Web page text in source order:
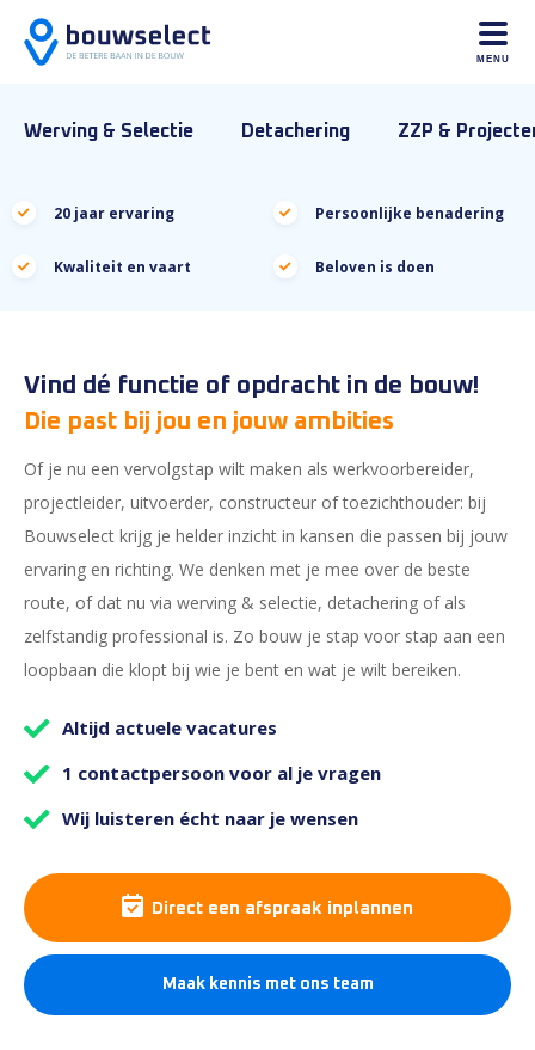
MENU
Werving & Selectie Detachering ZZP &
20 jaar ervaring Persoonlijke benadering
Kwaliteit en vaart Beloven is doen
Vind dé functie of opdracht in de bouw!
Die past bij jou en jouw ambities
Of je nu een vervolgstap wilt maken als werkvoorbereider,
projectleider, uitvoerder, constructeur of toezichthouder: bij
Bouwselect krijg je helder inzicht in kansen die passen bij jouw
ervaring en richting. We denken met je mee over de beste
route, of dat nu via werving & selectie, detachering of als
zelfstandig professional is. Zo bouw je stap voor stap aan een
loopbaan die klopt bij wie je bent en wat je wilt bereiken.
Altijd actuele vacatures
1 contactpersoon voor al je vragen
Wij luisteren écht naar je wensen
Direct een afspraak inplannen
Maak kennis met ons team